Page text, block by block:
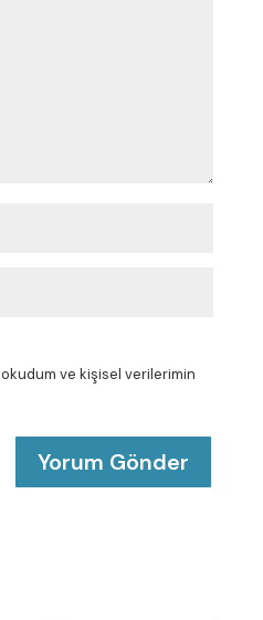
okudum ve kişisel verilerimin